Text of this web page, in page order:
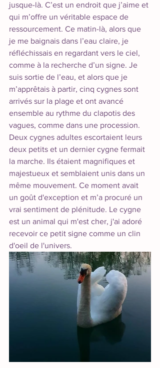
jusque-là. C’est un endroit que j’aime et
qui m’offre un véritable espace de
ressourcement. Ce matin-là, alors que
je me baignais dans l’eau claire, je
réfléchissais en regardant vers le ciel,
comme à la recherche d’un signe. Je
suis sortie de l’eau, et alors que je
m’apprêtais à partir, cinq cygnes sont
arrivés sur la plage et ont avancé
ensemble au rythme du clapotis des
vagues, comme dans une procession.
Deux cygnes adultes escortaient leurs
deux petits et un dernier cygne fermait
la marche. Ils étaient magnifiques et
majestueux et semblaient unis dans un
même mouvement. Ce moment avait
un goût d'exception et m’a procuré un
vrai sentiment de plénitude. Le cygne
est un animal qui m'est cher, j'ai adoré
recevoir ce petit signe comme un clin
d'oeil de l'univers.